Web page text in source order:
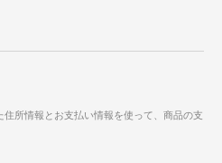
所情報とお支払い情報を使って、商品の支